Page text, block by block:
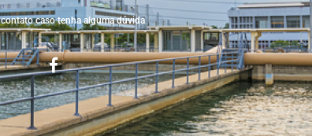
contato caso tenha alguma dúvida